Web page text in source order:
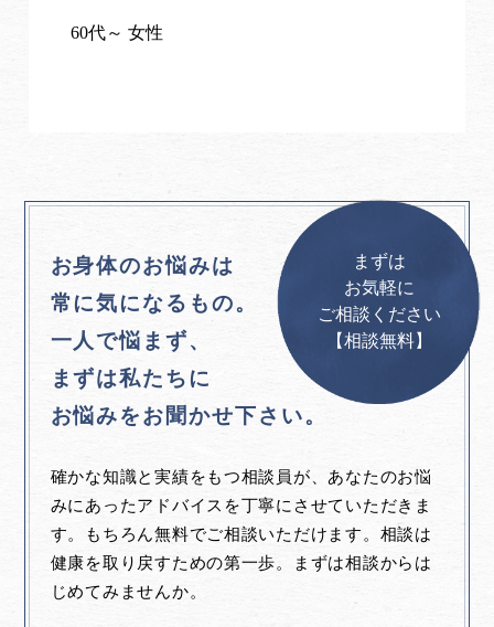
60代～ 女性
お身体のお悩みは
常に気になるもの。
一人で悩まず、
まずは私たちに
お悩みをお聞かせ下さい。
確かな知識と実績をもつ相談員が、あなたのお悩
みにあったアドバイスを丁寧にさせていただきま
す。もちろん無料でご相談いただけます。相談は
健康を取り戻すための第一歩。まずは相談からは
じめてみませんか。
まずは
お気軽に
ご相談ください
【相談無料】